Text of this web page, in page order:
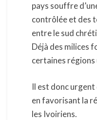
pays souffre
contrôlée et des
entre le sud
Déjà des milices
certaines
Il est donc
en favorisant la
les Ivoiriens.